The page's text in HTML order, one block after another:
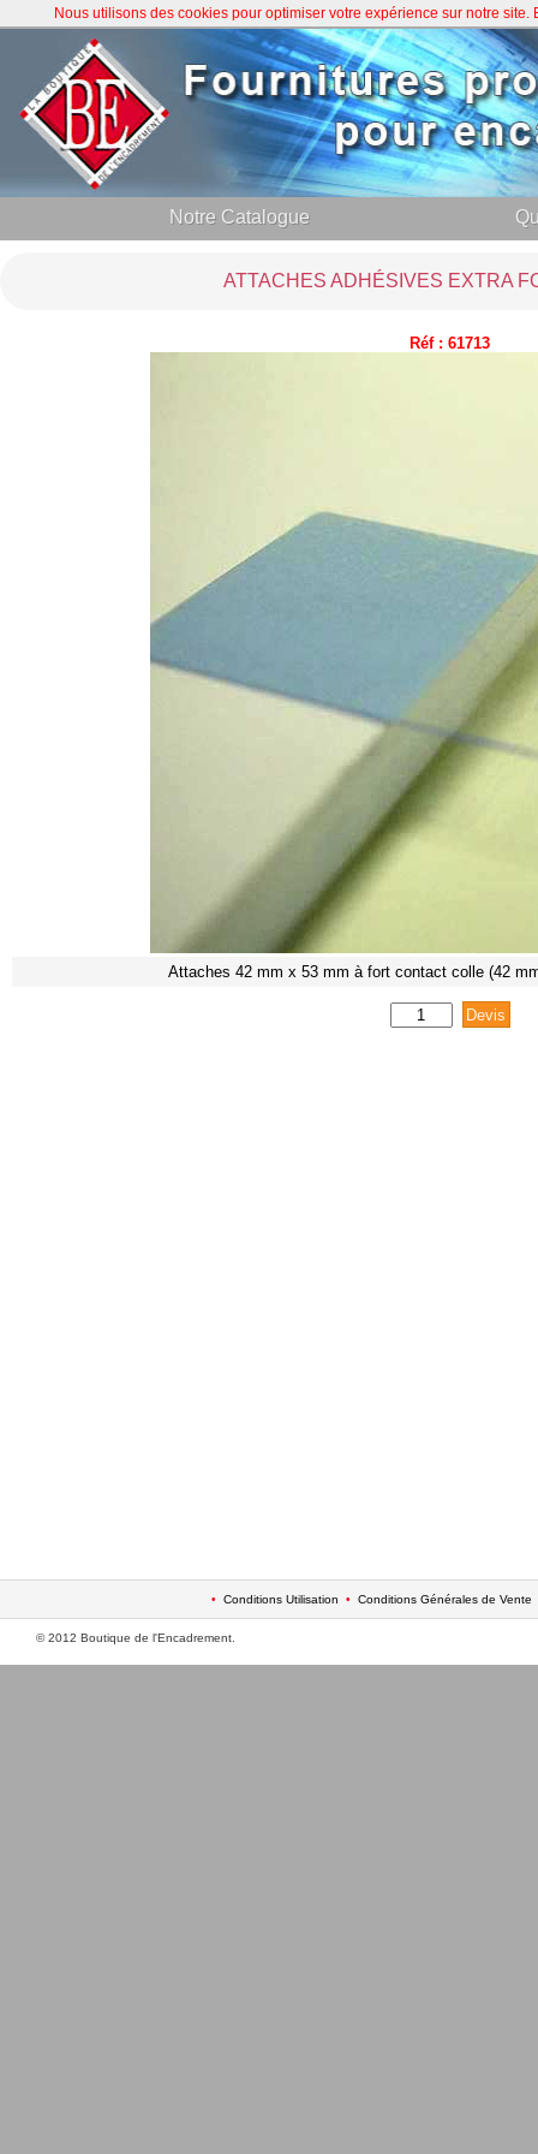
Notre Catalogue
ATTACHES ADHÉSIVES EXTRA
Réf : 61713
Attaches 42 mm x 53 mm à fort contact colle (42
• Conditions Utilisation • Conditions Générales de Vente
© 2012 Boutique de l'Encadrement.
Nous utilisons des cookies pour optimiser votre expérience sur notre